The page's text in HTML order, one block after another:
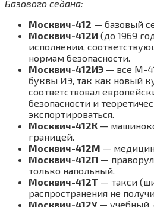
Базового седана:
Москвич-412 — базовый
Москвич-412И (до 1969
исполнении,
нормам безопасности.
Москвич-412ИЭ — все М-
буквы ИЭ, так как новый
соответствовал
безопасности и
экспортироваться.
Москвич-412К —
границей.
Москвич-412М —
Москвич-412П —
только напольный.
Москвич-412Т — такси
распространения не
Москвич-412У— учебный,